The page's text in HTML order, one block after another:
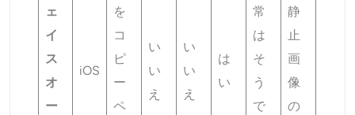
ェ
イ
ス
オ
ー
iOS
を
コ
ピ
ー
ペ
い
い
え
い
い
え
は
い
常
は
そ
う
で
静
止
画
像
の